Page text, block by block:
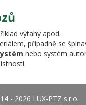
výtahy apod.
případně se
nebo systém
- 2026 LUX-PTZ s.r.o.